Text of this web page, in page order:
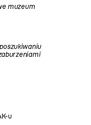
muzeum
u